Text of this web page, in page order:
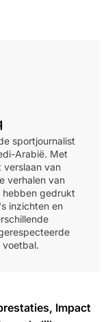
sportjournalist
Arabië. Met
verslaan van
verhalen van
hebben gedrukt
inzichten en
voetbal.
Impact